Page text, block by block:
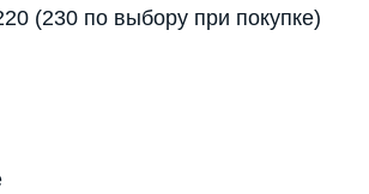
(230 по выбору при покупке)